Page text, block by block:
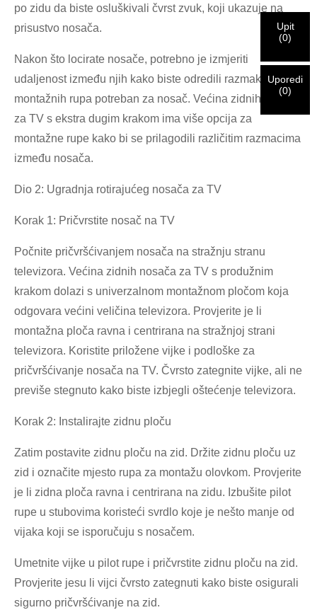
po zidu da biste osluškivali čvrst zvuk, koji ukazuje na
prisustvo nosača.
Nakon što locirate nosače, potrebno je izmjeriti
udaljenost između njih kako biste odredili razmak između
montažnih rupa potreban za nosač. Većina zidnih nosača
za TV s ekstra dugim krakom ima više opcija za
montažne rupe kako bi se prilagodili različitim razmacima
između nosača.
Dio 2: Ugradnja rotirajućeg nosača za TV
Korak 1: Pričvrstite nosač na TV
Počnite pričvršćivanjem nosača na stražnju stranu
televizora. Većina zidnih nosača za TV s produžnim
krakom dolazi s univerzalnom montažnom pločom koja
odgovara većini veličina televizora. Provjerite je li
montažna ploča ravna i centrirana na stražnjoj strani
televizora. Koristite priložene vijke i podloške za
pričvršćivanje nosača na TV. Čvrsto zategnite vijke, ali ne
previše stegnuto kako biste izbjegli oštećenje televizora.
Korak 2: Instalirajte zidnu ploču
Zatim postavite zidnu ploču na zid. Držite zidnu ploču uz
zid i označite mjesto rupa za montažu olovkom. Provjerite
je li zidna ploča ravna i centrirana na zidu. Izbušite pilot
rupe u stubovima koristeći svrdlo koje je nešto manje od
vijaka koji se isporučuju s nosačem.
Umetnite vijke u pilot rupe i pričvrstite zidnu ploču na zid.
Provjerite jesu li vijci čvrsto zategnuti kako biste osigurali
sigurno pričvršćivanje na zid.
Ja sam
Novi posjetilac
Nazad Pošalji
jeTAČNO. Netačne informacije će dovesti do greške u slanju
materijala.
Nazad Pošalji
Primili smo vaš zahtjev i hoćemo
vaše poslano
identifikacija je potvrđena, dobit ćete obavještenje putem e-
Upit
(0)
Uporedi
(0)